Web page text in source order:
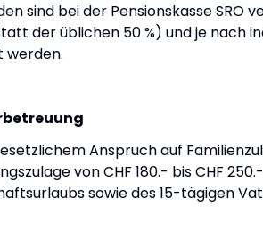
sind bei der Pensionskasse SRO
der üblichen 50 %) und je nach
werden.
Anspruch auf
von CHF 180.- bis CHF
sowie des 15-tägigen